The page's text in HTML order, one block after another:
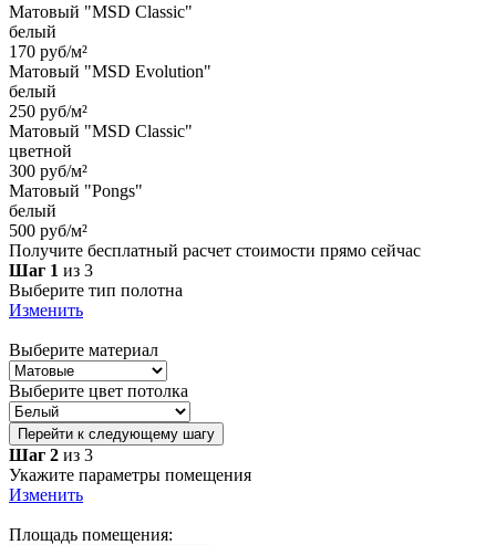
Матовый "MSD Classic"
белый
170 руб/м²
Матовый "MSD Evolution"
белый
250 руб/м²
Матовый "MSD Classic"
цветной
300 руб/м²
Матовый "Pongs"
белый
500 руб/м²
Получите бесплатный расчет стоимости прямо сейчас
Шаг 1 из 3
Выберите тип полотна
Изменить
Выберите материал
Выберите цвет потолка
Перейти к следующему шагу
Шаг 2 из 3
Укажите параметры помещения
Изменить
Площадь помещения: